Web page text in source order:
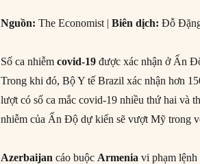
Nguồn: The Economist |Biên dịch: Đỗ
Số ca nhiễmcovid-19 được xác nhận ở Ấn
Trong khi đó, Bộ Y tế Brazil xác nhận hơn
lượt có số ca mắc covid-19 nhiều thứ hai và
nhiễm của Ấn Độ dự kiến ​​sẽ vượt Mỹ trong
Azerbaijan cáo buộc Armenia vi phạm